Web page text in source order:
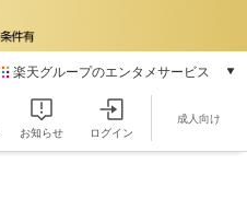
楽天グループのエンタメサービス
本/ゲーム/CD/DVD
動画配信
お知らせ ログイン
成人向け